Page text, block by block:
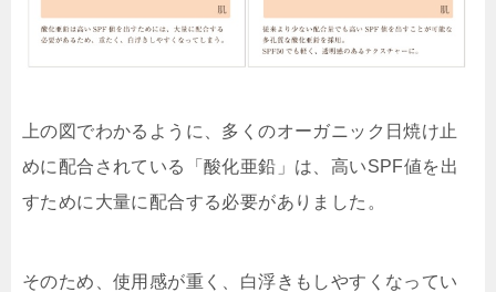
上の図でわかるように、多くのオーガニック日焼け止
めに配合されている「酸化亜鉛」は、高いSPF値を出
すために大量に配合する必要がありました。
そのため、使用感が重く、白浮きもしやすくなってい